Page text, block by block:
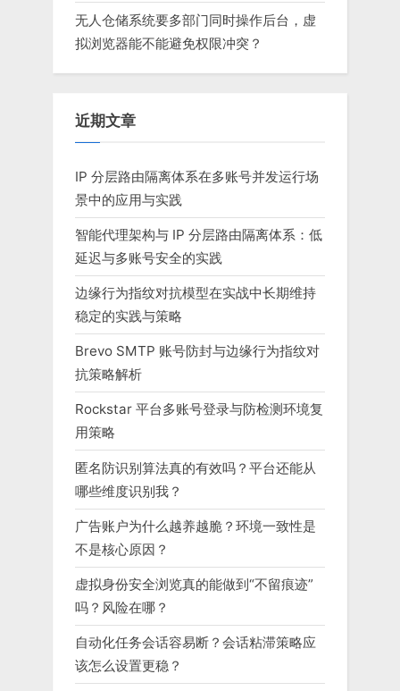
无人仓储系统要多部门同时操作后台，虚
拟浏览器能不能避免权限冲突？
近期文章
IP 分层路由隔离体系在多账号并发运行场
景中的应用与实践
智能代理架构与 IP 分层路由隔离体系：低
延迟与多账号安全的实践
边缘行为指纹对抗模型在实战中长期维持
稳定的实践与策略
Brevo SMTP 账号防封与边缘行为指纹对
抗策略解析
Rockstar 平台多账号登录与防检测环境复
用策略
匿名防识别算法真的有效吗？平台还能从
哪些维度识别我？
广告账户为什么越养越脆？环境一致性是
不是核心原因？
虚拟身份安全浏览真的能做到“不留痕迹”
吗？风险在哪？
自动化任务会话容易断？会话粘滞策略应
该怎么设置更稳？